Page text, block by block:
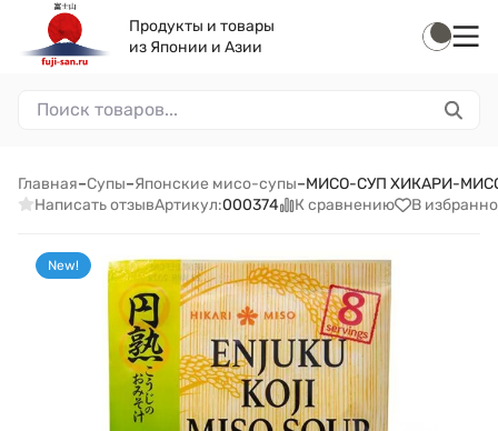
Продукты и товары
из Японии и Азии
Главная–Супы–Японские мисо-супы–МИСО-СУП ХИКАРИ-МИСО
Написать отзывАртикул:000374 К сравнению В
New!